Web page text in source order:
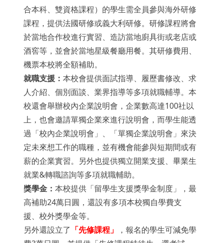
合本科、雙資格課程）的學生需全員參與海外研修
課程，提供法國研修或義大利研修。研修課程將會
於當地合作校進行實習、造訪當地廚具街或老店或
酒窖等，並會於當地星級餐廳用餐。其研修費用、
機票本校將全額補助。
就職支援： 本校會提供面試指導、履歷書修改、求
人介紹、個別面談、業界指導等多項就職輔導。本
校還會舉辦校內企業說明會，企業數高達100社以
上，也會邀請單獨企業來進行說明會，而學生能透
過「校內企業說明會」、「單獨企業說明會」來決
定未來想工作的職種，並有機會能參與短期間或有
薪的企業實習。另外也提供獨立開業支援、畢業生
就業&轉職諮詢等多項就職輔助。
獎學金： 本校提供「留學生支援獎學金制度」，最
高補助24萬日圓，還設有多項本校獨自學費支
援、校外獎學金等。
另外還設立了 「先修課程」
，報名的學生可減免學